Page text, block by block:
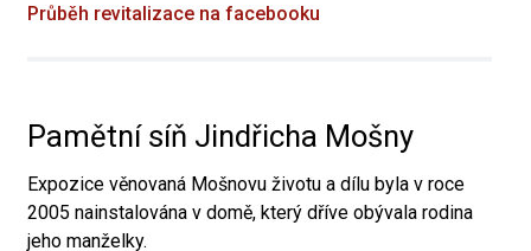
Průběh revitalizace na facebooku
Pamětní síň Jindřicha Mošny
Expozice věnovaná Mošnovu životu a dílu byla v roce
2005 nainstalována v domě, který dříve obývala rodina
jeho manželky.